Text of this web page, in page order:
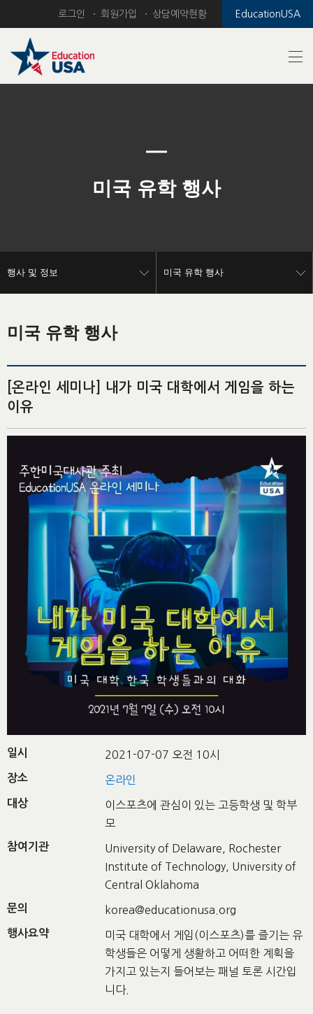
EducationUSA
로그인 회원가입 상담예약현황
미국 유학 행사
행사 및 정보 미국 유학 행사
미국 유학 행사
[온라인 세미나] 내가 미국 대학에서 게임을 하는
이유
일시 2021-07-07 오전 10시
장소 온라인
대상
이스포츠에 관심이 있는 고등학생 및 학부
모
참여기관
University of Delaware, Rochester
Institute of Technology, University of
Central Oklahoma
문의 korea@educationusa.org
행사요약
미국 대학에서 게임(이스포츠)를 즐기는 유
학생들은 어떻게 생활하고 어떠한 계획을
가지고 있는지 들어보는 패널 토론 시간입
니다.